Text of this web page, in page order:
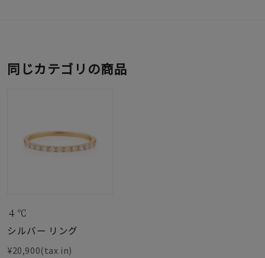
同じカテゴリの商品
４℃
シルバー リング
¥20,900(tax in)